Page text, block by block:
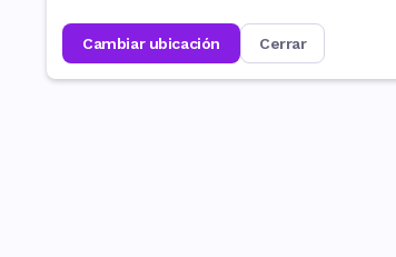
cambiar ubicación cerrar